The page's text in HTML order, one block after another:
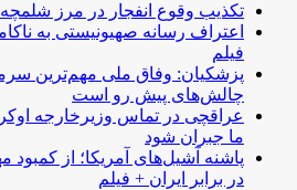
تکذیب وقوع انفجار در مرز شلمچه
اعتراف رسانه صهیونیستی به
فیلم
پزشکیان: وفاق ملی مهم‌ترین
چالش‌های پیش رو است
عراقچی در تماس وزیرخارجه
ما جبران شود
پاشنه آشیل‌های آمریکا؛ از
در برابر ایران + فیلم